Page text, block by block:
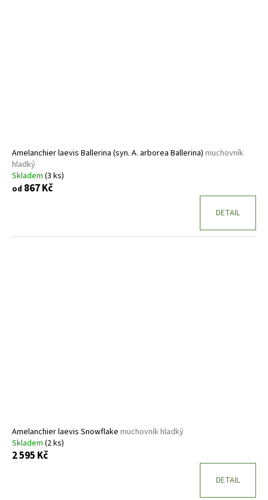
Amelanchier laevis Ballerina (syn. A. arborea Ballerina) muchovník
hladký
Skladem (3 ks)
od 867 Kč
DETAIL
Amelanchier laevis Snowflake muchovník hladký
Skladem (2 ks)
2 595 Kč
DETAIL